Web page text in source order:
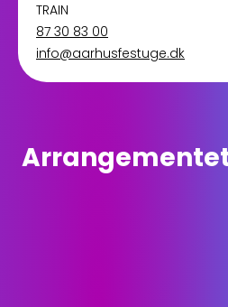
TRAIN
87 30 83 00
info@aarhusfestuge.dk